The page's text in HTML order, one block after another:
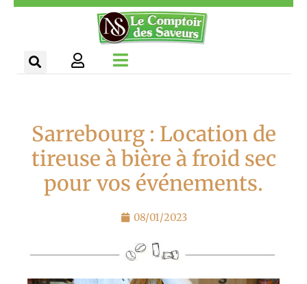
Aller
Sarrebourg : Location de
tireuse à bière à froid sec
pour vos événements.
08/01/2023
Panneau de gestion des cookies